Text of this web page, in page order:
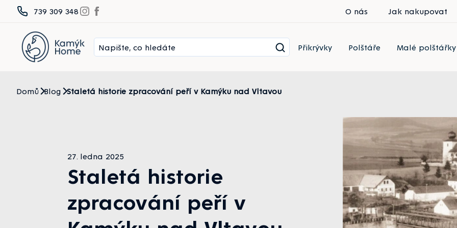
Přejít
739 309 348 O nás Jak nakupovat
Přikrývky Polštáře Malé polštářky
Domů Blog Staletá historie zpracování peří v Kamýku nad Vltavou
27. ledna 2025
Staletá historie
zpracování peří v